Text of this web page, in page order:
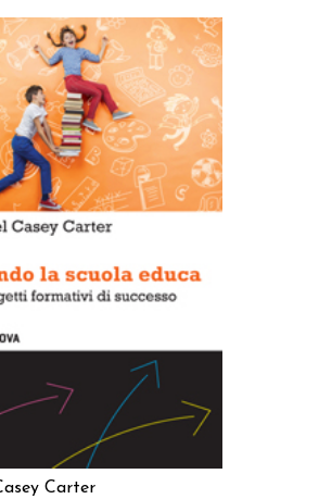
Carter